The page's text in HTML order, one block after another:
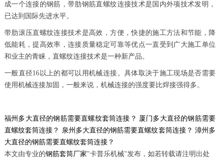
成一个连接的钢筋，带肋钢筋直螺纹连接技术是国内外项技术发明，
已达到国际先进水平。
带肋滚压直螺纹连接技术是高效，方便，快捷的施工方法和节能，降
低能耗，提高效率，连接质量稳定可靠等优点一直受到广大施工单位
和业主的青睐，直螺纹连接技术是一种新产品。
一般直径16以上的都可以用机械连接。具体取决于施工现场是否需要
使用机械连接加固，一般来说，机械连接的强度要比焊接强得多。
福州多大直径的钢筋需要直螺纹套筒连接？ 厦门多大直径的钢筋需要
直螺纹套筒连接？ 泉州多大直径的钢筋需要直螺纹套筒连接？ 漳州多
大直径的钢筋需要直螺纹套筒连接？
本文由专业的钢筋套筒厂家"卡普乐机械"发布，如若转载请注明出处